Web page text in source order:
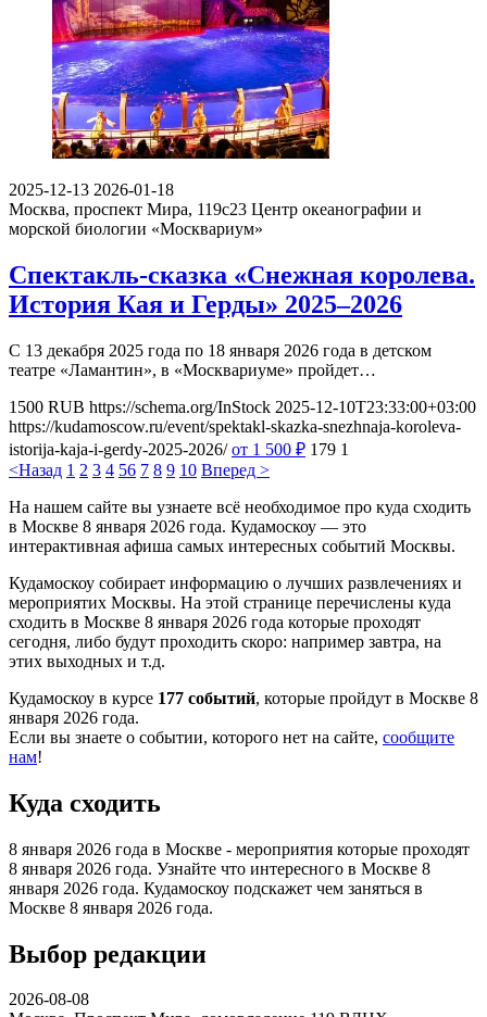
2025-12-13 2026-01-18
Москва, проспект Мира, 119с23 Центр океанографии и
морской биологии «Москвариум»
Спектакль-сказка «Снежная королева.
История Кая и Герды» 2025–2026
С 13 декабря 2025 года по 18 января 2026 года в детском
театре «Ламантин», в «Москвариуме» пройдет…
1500 RUB https://schema.org/InStock 2025-12-10T23:33:00+03:00
https://kudamoscow.ru/event/spektakl-skazka-snezhnaja-koroleva-
istorija-kaja-i-gerdy-2025-2026/ от 1 500 ₽ 179 1
<Назад 1 2 3 4 56 7 8 9 10 Вперед >
На нашем сайте вы узнаете всё необходимое про куда сходить
в Москве 8 января 2026 года. Кудамоскоу — это
интерактивная афиша самых интересных событий Москвы.
Кудамоскоу собирает информацию о лучших развлечениях и
мероприятих Москвы. На этой странице перечислены куда
сходить в Москве 8 января 2026 года которые проходят
сегодня, либо будут проходить скоро: например завтра, на
этих выходных и т.д.
Кудамоскоу в курсе 177 событий, которые пройдут в Москве 8
января 2026 года.
Если вы знаете о событии, которого нет на сайте, сообщите
нам!
Куда сходить
8 января 2026 года в Москве - мероприятия которые проходят
8 января 2026 года. Узнайте что интересного в Москве 8
января 2026 года. Кудамоскоу подскажет чем заняться в
Москве 8 января 2026 года.
Выбор редакции
2026-08-08